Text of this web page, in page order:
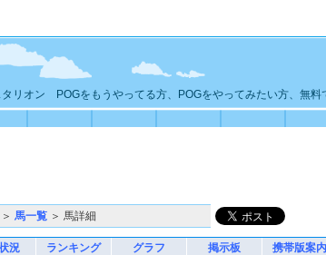
タリオン POGをもうやってる方、POGをやってみたい方、無料
＞ 馬一覧 ＞ 馬詳細
況 ランキング グラフ 掲示板 携帯版案内